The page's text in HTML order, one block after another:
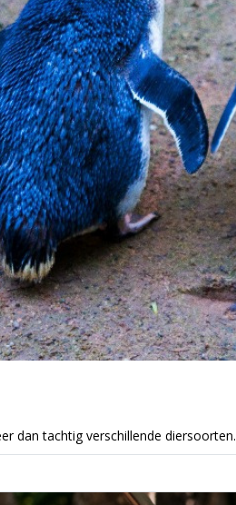
dan tachtig verschillende diersoorten.